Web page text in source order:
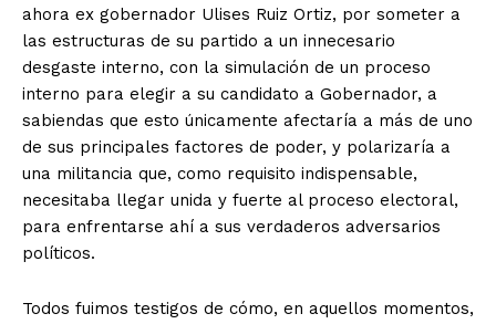
ahora ex gobernador Ulises Ruiz Ortiz, por someter a
las estructuras de su partido a un innecesario
desgaste interno, con la simulación de un proceso
interno para elegir a su candidato a Gobernador, a
sabiendas que esto únicamente afectaría a más de uno
de sus principales factores de poder, y polarizaría a
una militancia que, como requisito indispensable,
necesitaba llegar unida y fuerte al proceso electoral,
para enfrentarse ahí a sus verdaderos adversarios
políticos.
Todos fuimos testigos de cómo, en aquellos momentos,